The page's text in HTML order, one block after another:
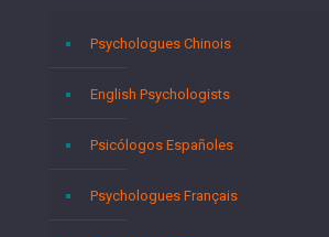
Psychologues Chinois
English Psychologists
Psicólogos Españoles
Psychologues Français